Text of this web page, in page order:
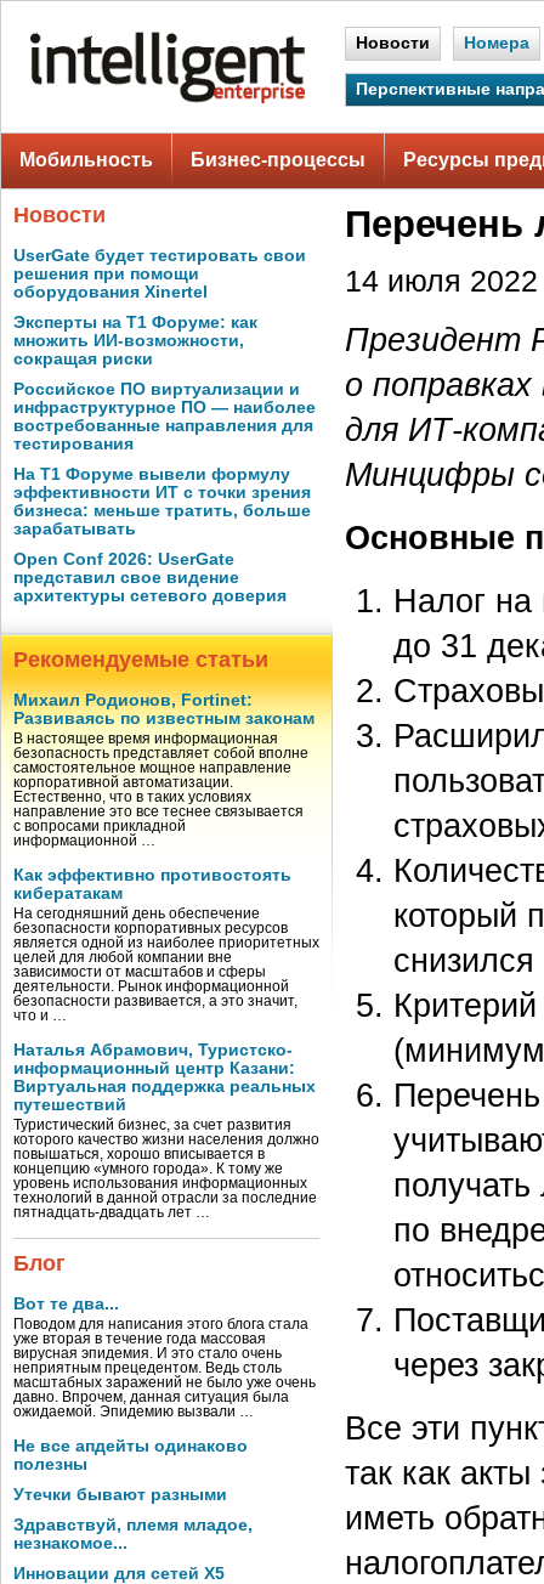
Новости Номера
Перспективные
Мобильность Бизнес-процессы Ресурсы
Новости
UserGate будет тестировать свои
решения при помощи
оборудования Xinertel
Эксперты на Т1 Форуме: как
множить ИИ-возможности,
сокращая риски
Российское ПО виртуализации и
инфраструктурное ПО — наиболее
востребованные направления для
тестирования
На Т1 Форуме вывели формулу
эффективности ИТ с точки зрения
бизнеса: меньше тратить, больше
зарабатывать
Open Conf 2026: UserGate
представил свое видение
архитектуры сетевого доверия
Рекомендуемые статьи
Михаил Родионов, Fortinet:
Развиваясь по известным законам
В настоящее время информационная
безопасность представляет собой вполне
самостоятельное мощное направление
корпоративной автоматизации.
Естественно, что в таких условиях
направление это все теснее связывается
с вопросами прикладной
информационной …
Как эффективно противостоять
кибератакам
На сегодняшний день обеспечение
безопасности корпоративных ресурсов
является одной из наиболее приоритетных
целей для любой компании вне
зависимости от масштабов и сферы
деятельности. Рынок информационной
безопасности развивается, а это значит,
что и …
Наталья Абрамович, Туристско-
информационный центр Казани:
Виртуальная поддержка реальных
путешествий
Туристический бизнес, за счет развития
которого качество жизни населения должно
повышаться, хорошо вписывается в
концепцию «умного города». К тому же
уровень использования информационных
технологий в данной отрасли за последние
пятнадцать-двадцать лет …
Блог
Вот те два...
Поводом для написания этого блога стала
уже вторая в течение года массовая
вирусная эпидемия. И это стало очень
неприятным прецедентом. Ведь столь
масштабных заражений не было уже очень
давно. Впрочем, данная ситуация была
ожидаемой. Эпидемию вызвали …
Не все апдейты одинаково
полезны
Утечки бывают разными
Здравствуй, племя младое,
незнакомое...
Инновации для сетей X5
Перечень
14 июля 2022
Президент
о
для ИТ-
Минцифры
Основные
Налог на
до 31
который
(минимум
по
через
Все эти
так как
иметь